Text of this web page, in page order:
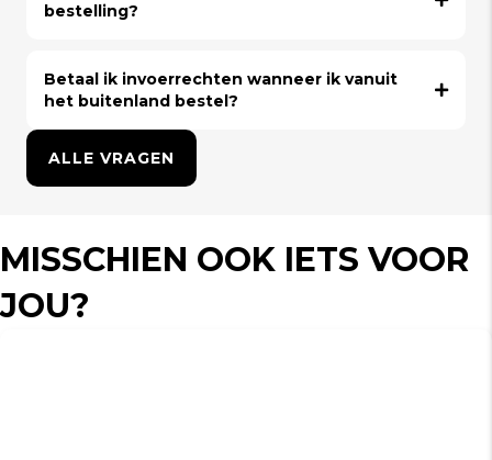
bestelling?
Betaal ik invoerrechten wanneer ik vanuit
het buitenland bestel?
ALLE VRAGEN
MISSCHIEN OOK IETS VOOR
JOU?